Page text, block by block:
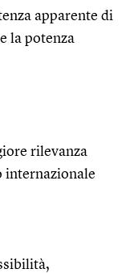
apparente di
la potenza
rilevanza
internazionale